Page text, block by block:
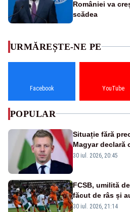
României va
scădea
URMĂREȘTE-NE PE
Facebook YouTube
POPULAR
Situație fără
Magyar declară
oprirea centralei
30 iul. 2026, 20:45
FCSB, umilită
făcut de râs și
Conference
30 iul. 2026, 21:14